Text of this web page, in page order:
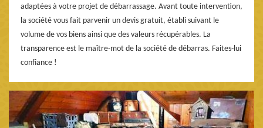
adaptées à votre projet de débarrassage. Avant toute intervention,
la société vous fait parvenir un devis gratuit, établi suivant le
volume de vos biens ainsi que des valeurs récupérables. La
transparence est le maître-mot de la société de débarras. Faites-lui
confiance !